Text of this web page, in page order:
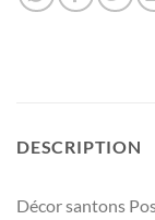
DESCRIPTION
Décor santons